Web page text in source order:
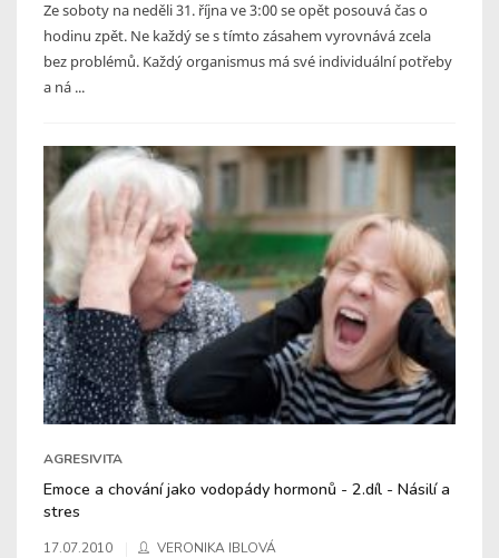
Ze soboty na neděli 31. října ve 3:00 se opět posouvá čas o
hodinu zpět. Ne každý se s tímto zásahem vyrovnává zcela
bez problémů. Každý organismus má své individuální potřeby
a ná ...
AGRESIVITA
Emoce a chování jako vodopády hormonů - 2.díl - Násilí a
stres
17.07.2010 VERONIKA IBLOVÁ